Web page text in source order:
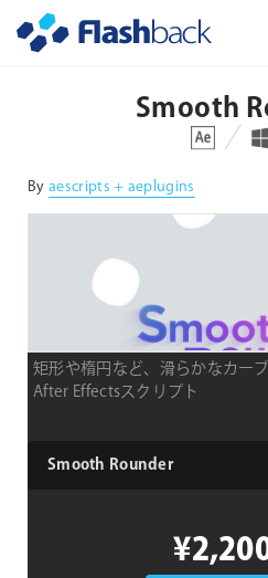
Smooth
対応プラットフォーム 対応
By aescripts + aeplugins
矩形や楕円など、滑らかなカー
After Effectsスクリプト
type